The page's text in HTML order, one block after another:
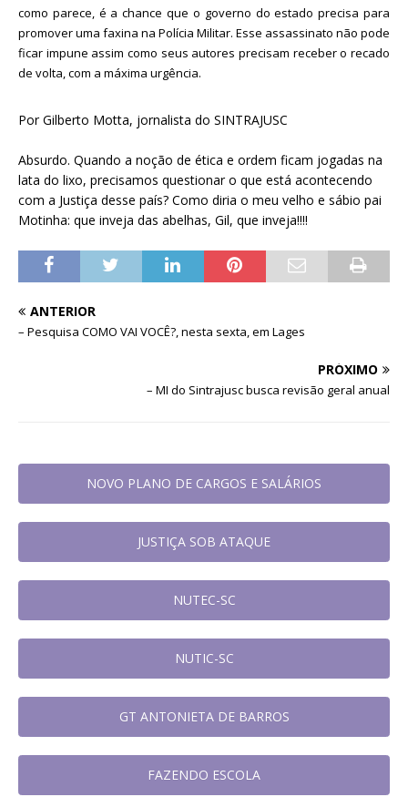
como parece, é a chance que o governo do estado precisa para
promover uma faxina na Polícia Militar. Esse assassinato não pode
ficar impune assim como seus autores precisam receber o recado
de volta, com a máxima urgência.
Por Gilberto Motta, jornalista do SINTRAJUSC
Absurdo. Quando a noção de ética e ordem ficam jogadas na
lata do lixo, precisamos questionar o que está acontecendo
com a Justiça desse país? Como diria o meu velho e sábio pai
Motinha: que inveja das abelhas, Gil, que inveja!!!!
ANTERIOR
– Pesquisa COMO VAI VOCÊ?, nesta sexta, em Lages
PRÓXIMO
– MI do Sintrajusc busca revisão geral anual
NOVO PLANO DE CARGOS E SALÁRIOS
JUSTIÇA SOB ATAQUE
NUTEC-SC
NUTIC-SC
GT ANTONIETA DE BARROS
FAZENDO ESCOLA